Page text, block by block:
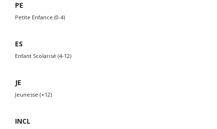
PE
Petite Enfance (0-4)
ES
Enfant Scolarisé (4-12)
JE
Jeunesse (+12)
INCL